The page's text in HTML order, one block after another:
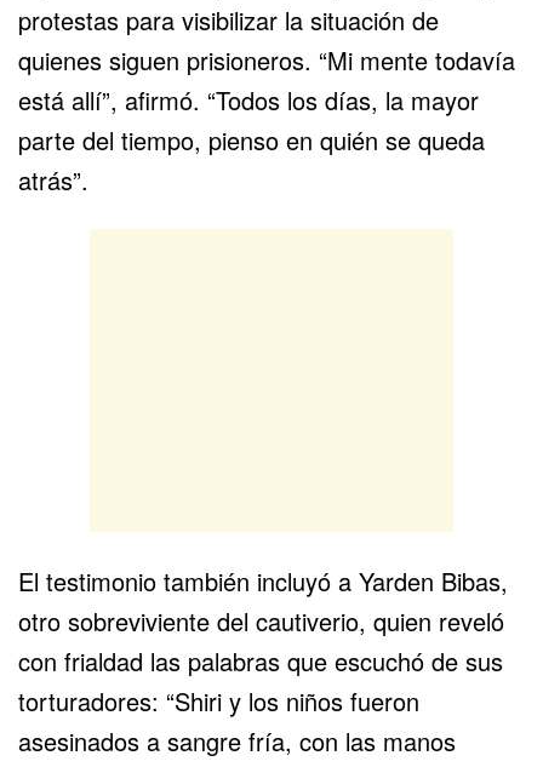
protestas para visibilizar la situación de
quienes siguen prisioneros. “Mi mente todavía
está allí”, afirmó. “Todos los días, la mayor
parte del tiempo, pienso en quién se queda
atrás”.
El testimonio también incluyó a Yarden Bibas,
otro sobreviviente del cautiverio, quien reveló
con frialdad las palabras que escuchó de sus
torturadores: “Shiri y los niños fueron
asesinados a sangre fría, con las manos